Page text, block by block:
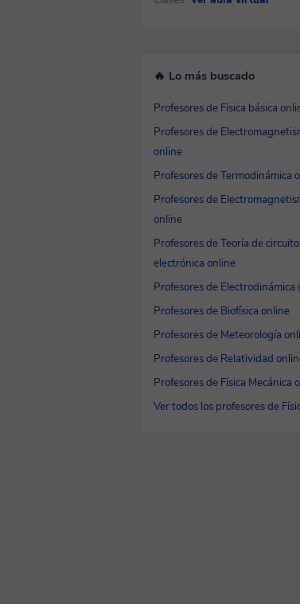
🔥 Lo más buscado
Profesores de Física básica
Profesores de
online
Profesores de Termodinámica
Profesores de
online
Profesores de Teoría de
electrónica online
Profesores de Electrodinámica
Profesores de Biofísica online
Profesores de Meteorología
Profesores de Relatividad
Profesores de Física Mecánica
Ver todos los profesores de